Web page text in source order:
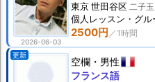
2026-06-03
2500円
東京 世田谷区 二子
個人 レッスン ・グ
更新
空欄 男性
フランス語